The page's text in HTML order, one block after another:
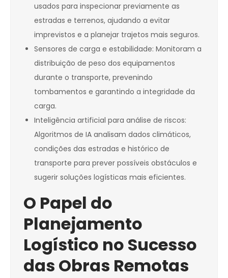
usados para inspecionar previamente as
estradas e terrenos, ajudando a evitar
imprevistos e a planejar trajetos mais seguros.
Sensores de carga e estabilidade: Monitoram a
distribuição de peso dos equipamentos
durante o transporte, prevenindo
tombamentos e garantindo a integridade da
carga.
Inteligência artificial para análise de riscos:
Algoritmos de IA analisam dados climáticos,
condições das estradas e histórico de
transporte para prever possíveis obstáculos e
sugerir soluções logísticas mais eficientes.
O Papel do
Planejamento
Logístico no Sucesso
das Obras Remotas